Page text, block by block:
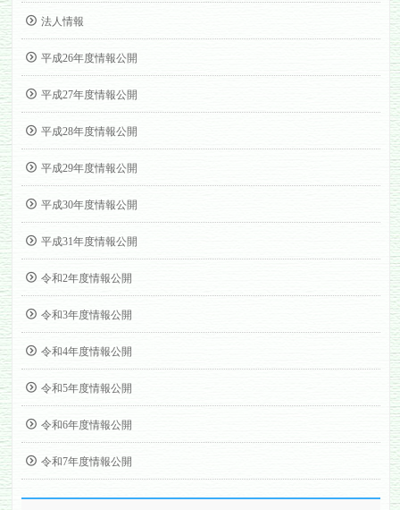
法人情報
平成26年度情報公開
平成27年度情報公開
平成28年度情報公開
平成29年度情報公開
平成30年度情報公開
平成31年度情報公開
令和2年度情報公開
令和3年度情報公開
令和4年度情報公開
令和5年度情報公開
令和6年度情報公開
令和7年度情報公開